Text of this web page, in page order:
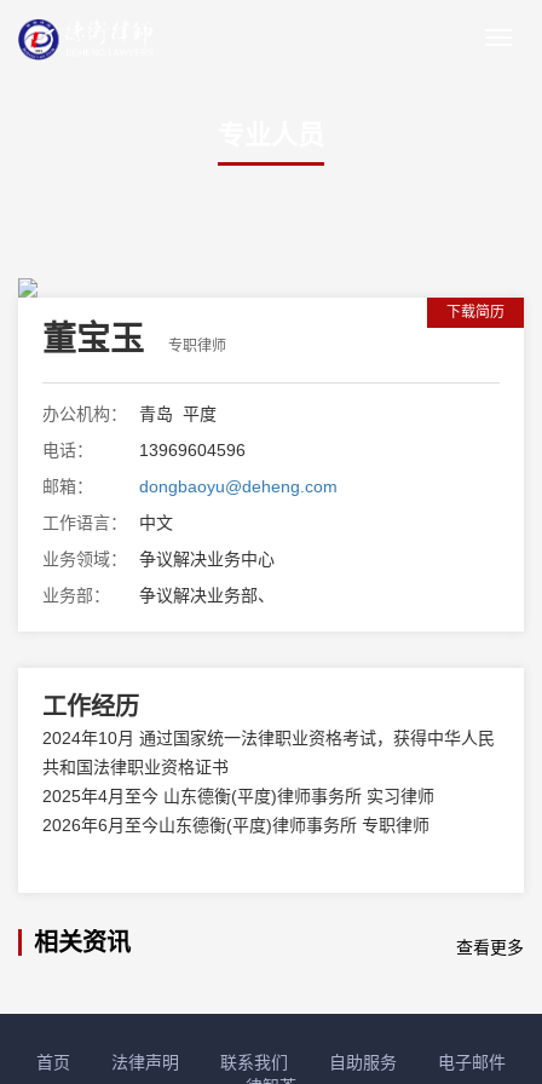
下载简历
董宝玉 专职律师
办公机构：
青岛 平度
电话：
13969604596
邮箱：
dongbaoyu@deheng.com
工作语言：
中文
业务领域：
争议解决业务中心
业务部：
争议解决业务部、
工作经历
2024年10月 通过国家统一法律职业资格考试，获得中华人民
共和国法律职业资格证书
2025年4月至今 山东德衡(平度)律师事务所 实习律师
2026年6月至今山东德衡(平度)律师事务所 专职律师
相关资讯 查看更多
首页 法律声明 联系我们 自助服务
电子邮件